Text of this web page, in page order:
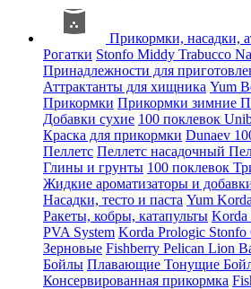
Прикормки, насадки,
Рогатки Stonfo Middy Trabucco
Принадлежности для
Аттрактанты для хищника Yum
Прикормки Прикормки зимние
Добавки сухие 100 поклевок
Краска для прикормки Dunaev
Пеллетс Пеллетс насадочный
Глины и грунты 100 поклевок
Жидкие ароматизаторы и
Насадки, тесто и паста Yum Korda
Ракеты, кобры, катапульты Korda
PVA System Korda Prologic Stonfo
Зерновые Fishberry Pelican Lion
Бойлы Плавающие Тонущие
Консервированная прикормка